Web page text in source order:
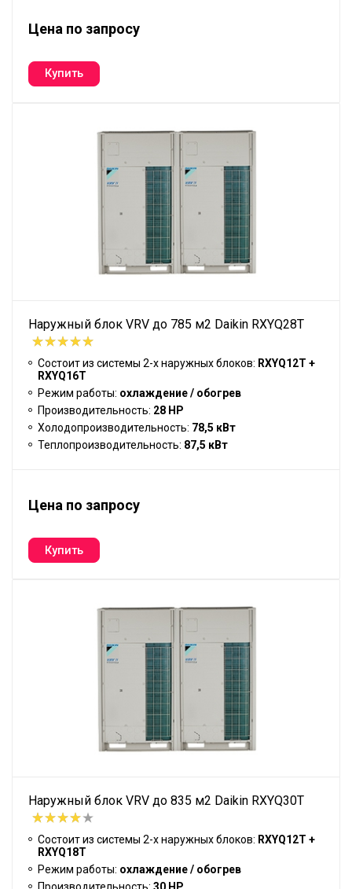
Цена по запросу
Наружный блок VRV до 785 м2 Daikin RXYQ28T
Состоит из системы 2-х наружных блоков: RXYQ12T +
RXYQ16T
Режим работы: охлаждение / обогрев
Производительность: 28 HP
Холодопроизводительность: 78,5 кВт
Теплопроизводительность: 87,5 кВт
Цена по запросу
Наружный блок VRV до 835 м2 Daikin RXYQ30T
Состоит из системы 2-х наружных блоков: RXYQ12T +
RXYQ18T
Режим работы: охлаждение / обогрев